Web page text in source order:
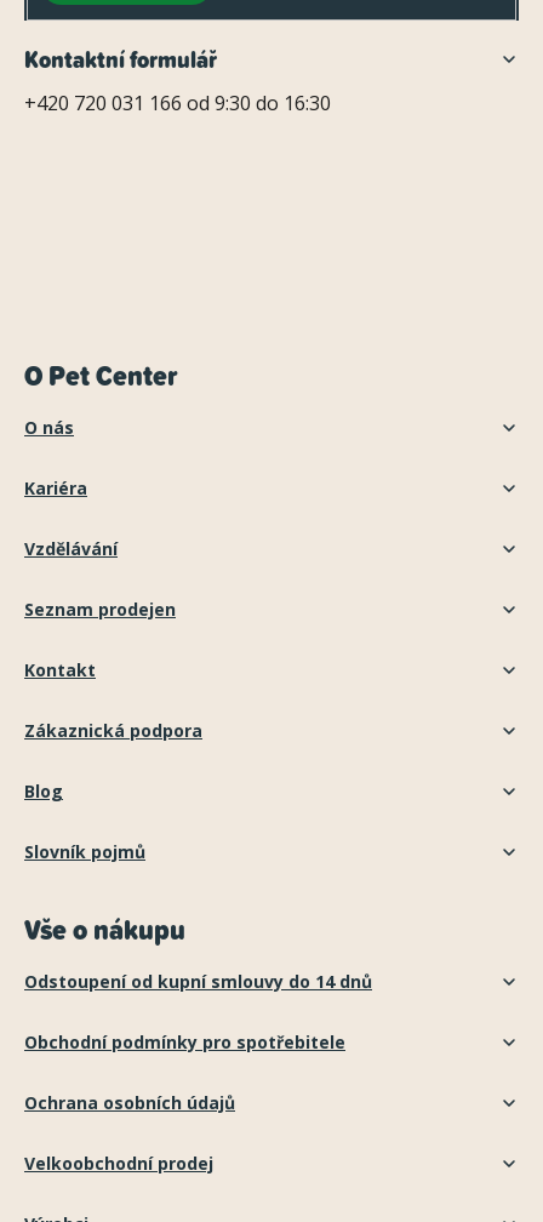
Kontaktní formulář
+420 720 031 166 od 9:30 do 16:30
O Pet Center
O nás
Kariéra
Vzdělávání
Seznam prodejen
Kontakt
Zákaznická podpora
Blog
Slovník pojmů
Vše o nákupu
Odstoupení od kupní smlouvy do 14 dnů
Obchodní podmínky pro spotřebitele
Ochrana osobních údajů
Velkoobchodní prodej